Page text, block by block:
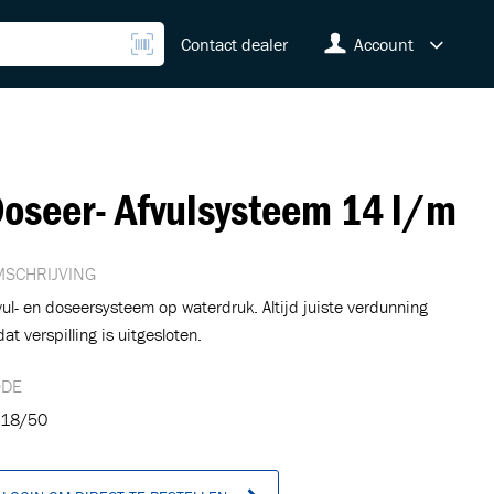
Contact dealer Account
Afvulsysteem 14 l/m
en doseersysteem op waterdruk. Altijd juiste verdunning
verspilling is uitgesloten.
50